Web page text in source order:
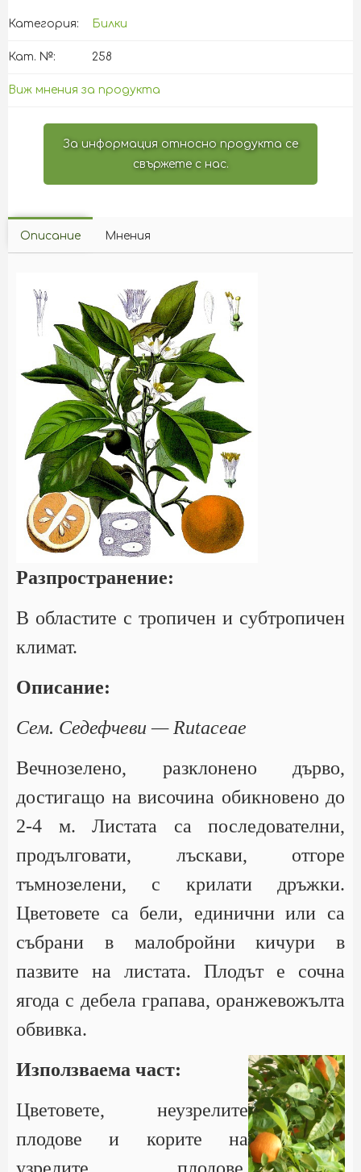
Категория: Билки
Кат. №: 258
Виж мнения за продукта
За информация относно продукта се
свържете с нас.
Описание Мнения
Разпространение:
В областите с тропичен и субтропичен
климат.
Описание:
Сем. Седефчеви — Rutaceae
Вечнозелено, разклонено дърво,
достигащо на височина обикновено до
2-4 м. Листата са последователни,
продълговати, лъскави, отгоре
тъмнозелени, с крилати дръжки.
Цветовете са бели, единични или са
събрани в малобройни кичури в
пазвите на листата. Плодът е сочна
ягода с дебела грапава, оранжевожълта
обвивка.
Използваема част:
Цветовете, неузрелите
плодове и корите на